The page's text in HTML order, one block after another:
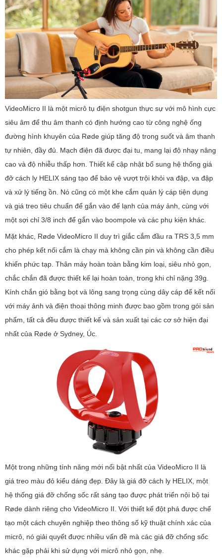
VideoMicro II là một micrô tụ điện shotgun thực sự với mô hình cực
siêu âm để thu âm thanh có định hướng cao từ công nghệ ống
đường hình khuyên của Røde giúp tăng độ trong suốt và âm thanh
tự nhiên, đầy đủ. Mạch điện đã được đại tu, mang lại độ nhạy nâng
cao và độ nhiễu thấp hơn. Thiết kế cập nhật bổ sung hệ thống giá
đỡ cách ly HELIX sáng tạo để bảo vệ vượt trội khỏi va đập, va đập
và xử lý tiếng ồn. Nó cũng có một khe cắm quản lý cáp tiện dụng
và giá treo tiêu chuẩn để gắn vào đế lạnh của máy ảnh, cùng với
một sợi chỉ 3/8 inch để gắn vào boompole và các phụ kiện khác.
Mặt khác, Røde VideoMicro II duy trì giắc cắm đầu ra TRS 3,5 mm
cho phép kết nối cắm là chạy mà không cần pin và không cần điều
khiển phức tạp. Thân máy hoàn toàn bằng kim loại, siêu nhỏ gọn,
chắc chắn đã được thiết kế lại hoàn toàn, trong khi chỉ nặng 39g.
Kính chắn gió bằng bọt và lông sang trọng cùng dây cáp để kết nối
với máy ảnh và điện thoại thông minh được bao gồm trong gói sản
phẩm, tất cả đều được thiết kế và sản xuất tại các cơ sở hiện đại
nhất của Røde ở Sydney, Úc.
Một trong những tính năng mới nổi bật nhất của VideoMicro II là
giá treo màu đỏ kiểu dáng đẹp. Đây là giá đỡ cách ly HELIX, một
hệ thống giá đỡ chống sốc rất sáng tạo được phát triển nội bộ tại
Røde dành riêng cho VideoMicro II. Với thiết kế đột phá được chế
tạo một cách chuyên nghiệp theo thông số kỹ thuật chính xác của
micrô, nó giải quyết được nhiều vấn đề mà các giá đỡ chống sốc
khác gặp phải khi sử dụng với micrô nhỏ gọn, nhẹ.